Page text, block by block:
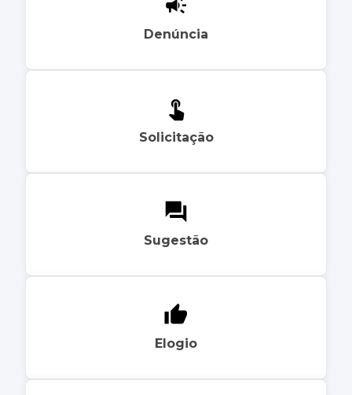
Denúncia
Solicitação
Sugestão
Elogio